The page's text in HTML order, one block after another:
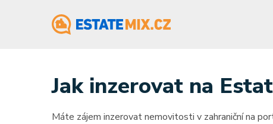
Jak inzerovat na
Máte zájem inzerovat nemovitosti v zahraniční na